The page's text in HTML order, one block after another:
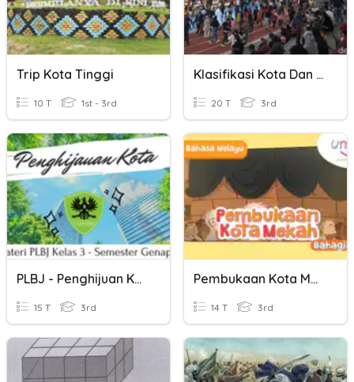
Trip Kota Tinggi
10 T 1st - 3rd
Klasifikasi Kota Dan Urbanisasi
20 T 3rd
PLBJ - Penghijuan Kota
15 T 3rd
Pembukaan Kota Mekaah
14 T 3rd